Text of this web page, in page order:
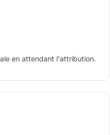
en attendant l'attribution.